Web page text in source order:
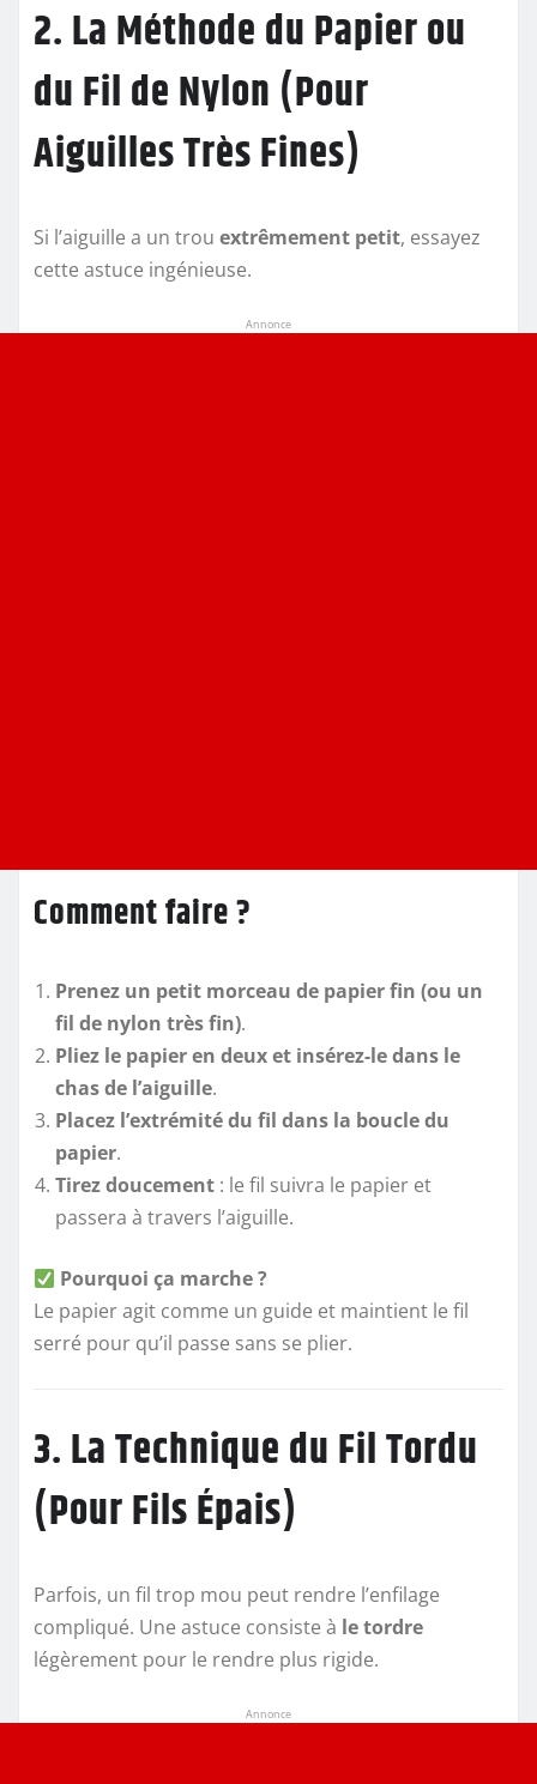
2. La Méthode du Papier ou
du Fil de Nylon (Pour
Aiguilles Très Fines)
Si l’aiguille a un trou extrêmement petit, essayez
cette astuce ingénieuse.
Annonce
Comment faire ?
Prenez un petit morceau de papier fin (ou un
fil de nylon très fin).
Pliez le papier en deux et insérez-le dans le
chas de l’aiguille.
Placez l’extrémité du fil dans la boucle du
papier.
Tirez doucement : le fil suivra le papier et
passera à travers l’aiguille.
Pourquoi ça marche ?
Le papier agit comme un guide et maintient le fil
serré pour qu’il passe sans se plier.
3. La Technique du Fil Tordu
(Pour Fils Épais)
Parfois, un fil trop mou peut rendre l’enfilage
compliqué. Une astuce consiste à le tordre
légèrement pour le rendre plus rigide.
Annonce